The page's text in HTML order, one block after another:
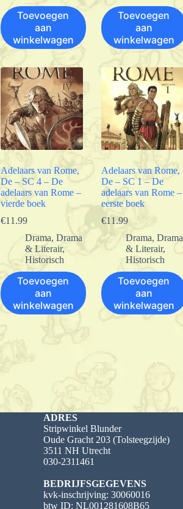
Toevoegen
aan
winkelwagen
Toevoegen
aan
winkelwagen
Adelaars van Rome,
De – SC 4 – De
adelaars van Rome –
vierde boek
€11.99
Drama, Drama
& Literair,
Historisch
Toevoegen
aan
winkelwagen
Adelaars van Rome,
De – SC 1 – De
adelaars van Rome –
eerste boek
€11.99
Drama, Drama
& Literair,
Historisch
Toevoegen
aan
winkelwagen
ADRES
Stripwinkel Blunder
Oude Gracht 203 (Tolsteegzijde)
3511 NH Utrecht
030-2311461
BEDRIJFSGEGEVENS
kvk-inschrijving: 30060016
btw ID: NL001281608B65